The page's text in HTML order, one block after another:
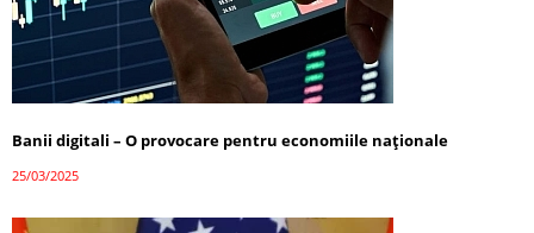
Banii digitali – O provocare pentru economiile naționale
25/03/2025